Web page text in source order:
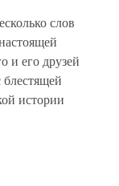
слов
и его друзей
блестящей
истории